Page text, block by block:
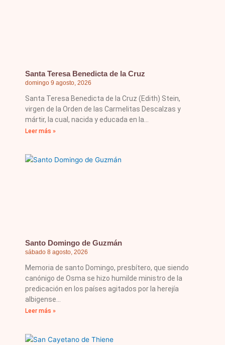
Santa Teresa Benedicta de la Cruz
domingo 9 agosto, 2026
Santa Teresa Benedicta de la Cruz (Edith) Stein,
virgen de la Orden de las Carmelitas Descalzas y
mártir, la cual, nacida y educada en la
Leer más »
Santo Domingo de Guzmán
sábado 8 agosto, 2026
Memoria de santo Domingo, presbítero, que siendo
canónigo de Osma se hizo humilde ministro de la
predicación en los países agitados por la herejía
albigense
Leer más »